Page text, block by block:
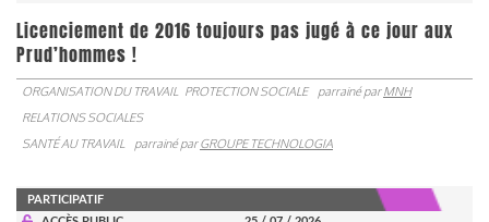
Licenciement de 2016 toujours pas jugé à ce jour aux
Prud’hommes !
ORGANISATION DU TRAVAIL PROTECTION SOCIALE parrainé parMNH
RELATIONS SOCIALES
SANTÉ AU TRAVAIL
parrainé parGROUPE TECHNOLOGIA
PARTICIPATIF